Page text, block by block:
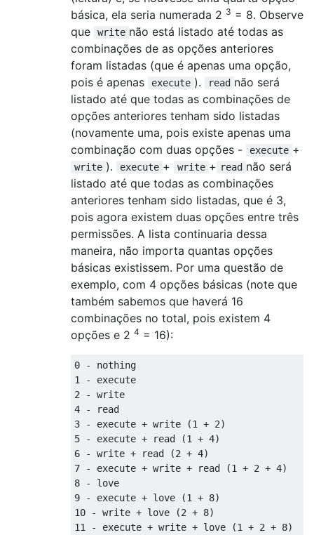
básica, ela seria numerada 2 3 = 8. Observe
que
write não está listado até todas as
combinações de as opções anteriores
foram listadas (que é apenas uma opção,
pois é apenas
execute ). read não será
listado até que todas as combinações de
opções anteriores tenham sido listadas
(novamente uma, pois existe apenas uma
combinação com duas opções -
execute +
write ). execute + write + read não será
listado até que todas as combinações
anteriores tenham sido listadas, que é 3,
pois agora existem duas opções entre três
permissões. A lista continuaria dessa
maneira, não importa quantas opções
básicas existissem. Por uma questão de
exemplo, com 4 opções básicas (note que
também sabemos que haverá 16
combinações no total, pois existem 4
opções e 2 4 = 16):
0 - nothing
1 - execute
2 - write
4 - read
3 - execute + write (1 + 2)
5 - execute + read (1 + 4)
6 - write + read (2 + 4)
7 - execute + write + read (1 + 2 + 4)
8 - love
9 - execute + love (1 + 8)
10 - write + love (2 + 8)
11 - execute + write + love (1 + 2 + 8)